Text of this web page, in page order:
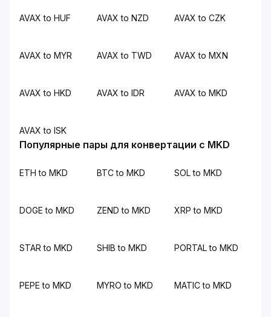
AVAX to HUF AVAX to NZD AVAX to CZK
AVAX to MYR AVAX to TWD AVAX to MXN
AVAX to HKD AVAX to IDR AVAX to MKD
AVAX to ISK
Популярные пары для конвертации с MKD
ETH to MKD BTC to MKD SOL to MKD
DOGE to MKD ZEND to MKD XRP to MKD
STAR to MKD SHIB to MKD PORTAL to MKD
PEPE to MKD MYRO to MKD MATIC to MKD